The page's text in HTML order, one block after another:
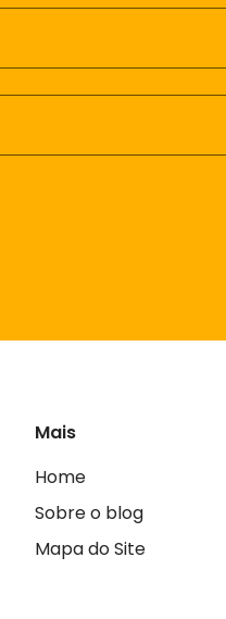
Mais
Home
Sobre o blog
Mapa do Site